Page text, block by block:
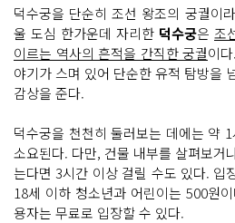
덕수궁을 단순히 조선 왕조의 궁궐이
울 도심 한가운데 자리한 덕수궁은 조
이르는 역사의 흔적을 간직한 궁궐이
야기가 스며 있어 단순한 유적 탐방을
감상을 준다.
덕수궁을 천천히 둘러보는 데에는 약
소요된다. 다만, 건물 내부를 살펴보거
는다면 3시간 이상 걸릴 수도 있다. 입
18세 이하 청소년과 어린이는 500원
용자는 무료로 입장할 수 있다.